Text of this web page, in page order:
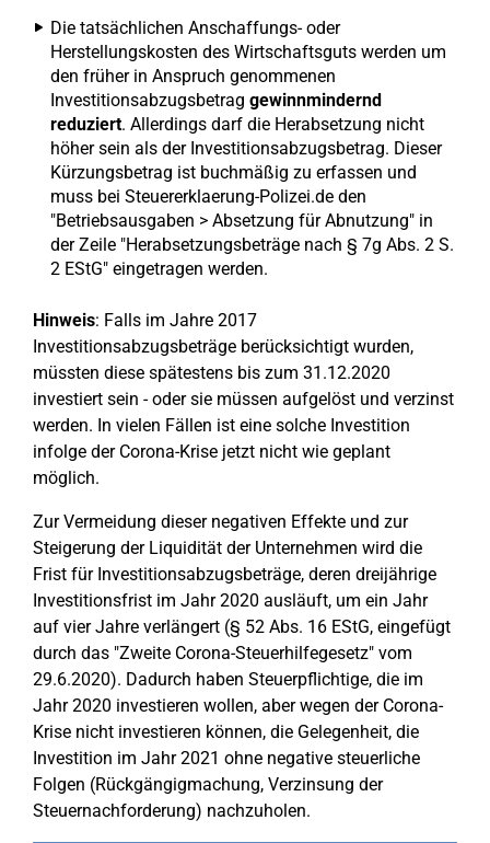
Die tatsächlichen Anschaffungs- oder
Herstellungskosten des Wirtschaftsguts werden um
den früher in Anspruch genommenen
Investitionsabzugsbetrag gewinnmindernd
reduziert. Allerdings darf die Herabsetzung nicht
höher sein als der Investitionsabzugsbetrag. Dieser
Kürzungsbetrag ist buchmäßig zu erfassen und
muss bei Steuererklaerung-Polizei.de den
"Betriebsausgaben > Absetzung für Abnutzung" in
der Zeile "Herabsetzungsbeträge nach § 7g Abs. 2 S.
2 EStG" eingetragen werden.
Hinweis: Falls im Jahre 2017
Investitionsabzugsbeträge berücksichtigt wurden,
müssten diese spätestens bis zum 31.12.2020
investiert sein - oder sie müssen aufgelöst und verzinst
werden. In vielen Fällen ist eine solche Investition
infolge der Corona-Krise jetzt nicht wie geplant
möglich.
Zur Vermeidung dieser negativen Effekte und zur
Steigerung der Liquidität der Unternehmen wird die
Frist für Investitionsabzugsbeträge, deren dreijährige
Investitionsfrist im Jahr 2020 ausläuft, um ein Jahr
auf vier Jahre verlängert (§ 52 Abs. 16 EStG, eingefügt
durch das "Zweite Corona-Steuerhilfegesetz" vom
29.6.2020). Dadurch haben Steuerpflichtige, die im
Jahr 2020 investieren wollen, aber wegen der Corona-
Krise nicht investieren können, die Gelegenheit, die
Investition im Jahr 2021 ohne negative steuerliche
Folgen (Rückgängigmachung, Verzinsung der
Steuernachforderung) nachzuholen.